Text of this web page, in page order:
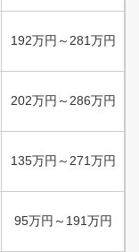
192万円 ～ 281万円
202万円 ～ 286万円
135万円 ～ 271万円
95万円 ～ 191万円